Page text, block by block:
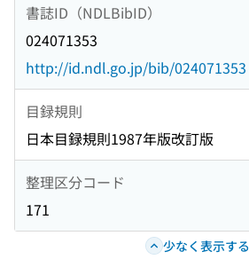
書誌ID（NDLBibID）
024071353
http://id.ndl.go.jp/bib/024071353
目録規則
日本目録規則1987年版改訂版
整理区分コード
171
少なく表示する